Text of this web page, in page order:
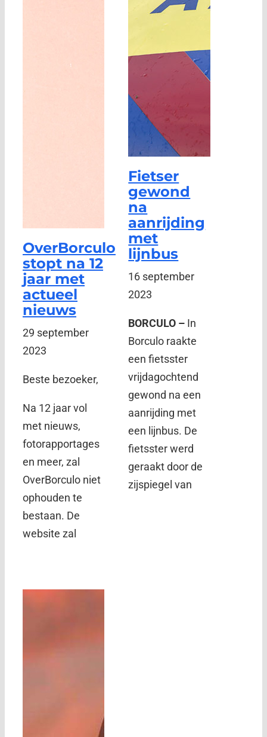
OverBorculo
stopt na 12
jaar met
actueel
nieuws
29 september
2023
Beste bezoeker,
Na 12 jaar vol
met nieuws,
fotorapportages
en meer, zal
OverBorculo niet
ophouden te
bestaan. De
website zal
Fietser
gewond
na
aanrijding
met
lijnbus
16 september
2023
BORCULO – In
Borculo raakte
een fietsster
vrijdagochtend
gewond na een
aanrijding met
een lijnbus. De
fietsster werd
geraakt door de
zijspiegel van